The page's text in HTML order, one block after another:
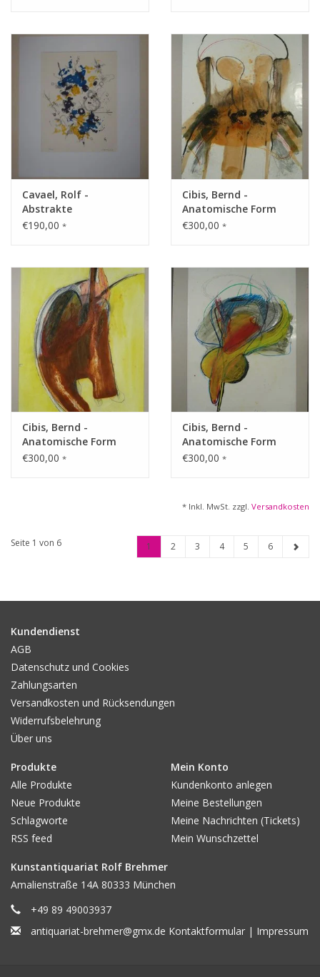
Cavael, Rolf -
Abstrakte
Komposition
€190,00 *
Cibis, Bernd -
Anatomische Form
€300,00 *
Cibis, Bernd -
Anatomische Form
€300,00 *
Cibis, Bernd -
Anatomische Form
€300,00 *
* Inkl. MwSt. zzgl. Versandkosten
Seite 1 von 6 1 2 3 4 5 6
Kundendienst
AGB
Datenschutz und Cookies
Zahlungsarten
Versandkosten und Rücksendungen
Widerrufsbelehrung
Über uns
Produkte
Alle Produkte
Neue Produkte
Schlagworte
RSS feed
Mein Konto
Kundenkonto anlegen
Meine Bestellungen
Meine Nachrichten (Tickets)
Mein Wunschzettel
Kunstantiquariat Rolf Brehmer
Amalienstraße 14A 80333 München
+49 89 49003937
antiquariat-brehmer@gmx.de Kontaktformular | Impressum